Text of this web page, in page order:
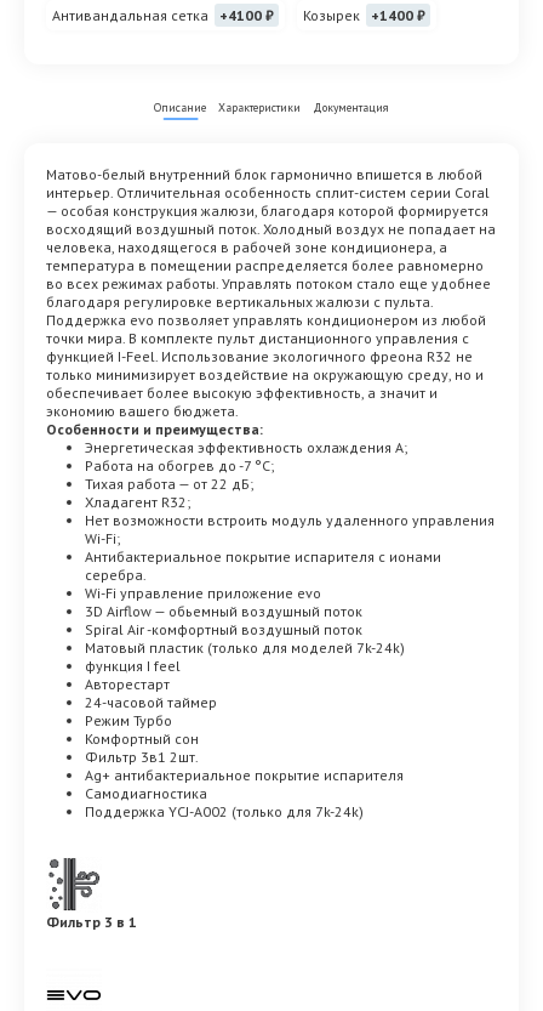
Антивандальная сетка +4100 ₽ Козырек +1400 ₽
Описание Характеристики Документация
Матово-белый внутренний блок гармонично впишется в любой
интерьер. Отличительная особенность сплит-систем серии Coral
— особая конструкция жалюзи, благодаря которой формируется
восходящий воздушный поток. Холодный воздух не попадает на
человека, находящегося в рабочей зоне кондиционера, а
температура в помещении распределяется более равномерно
во всех режимах работы. Управлять потоком стало еще удобнее
благодаря регулировке вертикальных жалюзи с пульта.
Поддержка evo позволяет управлять кондиционером из любой
точки мира. В комплекте пульт дистанционного управления с
функцией I-Feel. Использование экологичного фреона R32 не
только минимизирует воздействие на окружающую среду, но и
обеспечивает более высокую эффективность, а значит и
экономию вашего бюджета.
Особенности и преимущества:
Энергетическая эффективность охлаждения А;
Работа на обогрев до -7 °С;
Тихая работа — от 22 дБ;
Хладагент R32;
Нет возможности встроить модуль удаленного управления
Wi-Fi;
Антибактериальное покрытие испарителя с ионами
серебра.
Wi-Fi управление приложение evo
3D Airflow — обьемный воздушный поток
Spiral Air -комфортный воздушный поток
Матовый пластик (только для моделей 7k-24k)
функция I feel
Авторестарт
24-часовой таймер
Режим Турбо
Комфортный сон
Фильтр 3в1 2шт.
Ag+ антибактериальное покрытие испарителя
Самодиагностика
Поддержка YCJ-A002 (только для 7k-24k)
Фильтр 3 в 1